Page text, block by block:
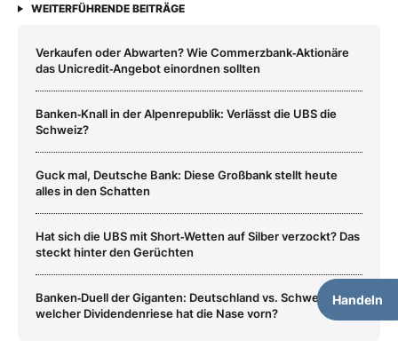
Handeln
WEITERFÜHRENDE BEITRÄGE
Verkaufen oder Abwarten? Wie Commerzbank‑Aktionäre
das Unicredit‑Angebot einordnen sollten
Banken‑Knall in der Alpenrepublik: Verlässt die UBS die
Schweiz?
Guck mal, Deutsche Bank: Diese Großbank stellt heute
alles in den Schatten
Hat sich die UBS mit Short‑Wetten auf Silber verzockt? Das
steckt hinter den Gerüchten
Banken‑Duell der Giganten: Deutschland vs. Schweiz –
welcher Dividendenriese hat die Nase vorn?